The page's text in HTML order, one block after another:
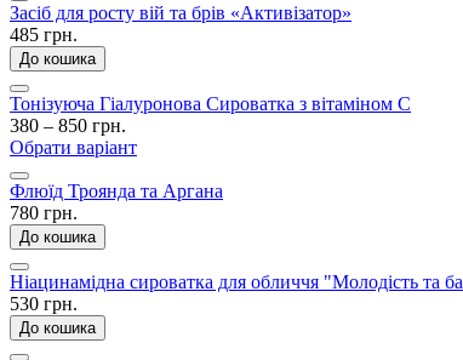
Засіб для росту вій та брів «Активізатор»
485 грн.
До кошика
Тонізуюча Гіалуронова Сироватка з вітаміном С
380 – 850 грн.
Обрати варіант
Флюїд Троянда та Аргана
780 грн.
До кошика
Ніацинамідна сироватка для обличчя "Молодість та
530 грн.
До кошика